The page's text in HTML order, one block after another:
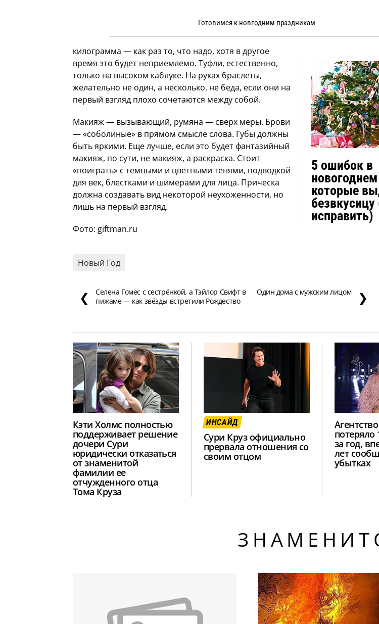
Готовимся к новгодним праздникам
5 ошибок в
которые
безвкусицу
исправить)
килограмма — как раз то, что надо, хотя в другое
время это будет неприемлемо. Туфли, естественно,
только на высоком каблуке. На руках браслеты,
желательно не один, а несколько, не беда, если они на
первый взгляд плохо сочетаются между собой.
Макияж — вызывающий, румяна — сверх меры. Брови
— «соболиные» в прямом смысле слова. Губы должны
быть яркими. Еще лучше, если это будет фантазийный
макияж, по сути, не макияж, а раскраска. Стоит
«поиграть» с темными и цветными тенями, подводкой
для век, блестками и шимерами для лица. Прическа
должна создавать вид некоторой неухоженности, но
лишь на первый взгляд.
Фото: giftman.ru
Новый Год
❮
Селена Гомес с сестрёнкой, а Тэйлор Свифт в
пижаме — как звёзды встретили Рождество
Один дома с мужским лицом ❯
Кэти Холмс полностью
поддерживает решение
дочери Сури
юридически отказаться
от знаменитой
фамилии ее
отчужденного отца
Тома Круза
ИНСАЙД
Сури Круз официально
прервала отношения со
своим отцом
за год,
лет
убытках